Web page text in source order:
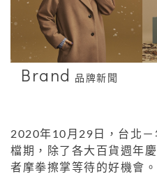
Brand 品牌新聞
2020年10月29日，台北－
檔期，除了各大百貨週年
者摩拳擦掌等待的好機會